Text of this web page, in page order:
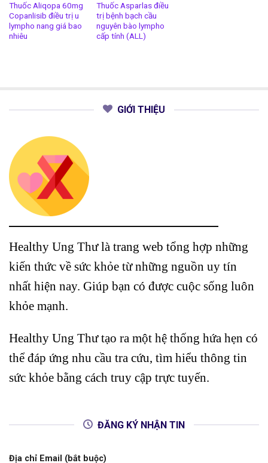
Thuốc Aliqopa 60mg
Copanlisib điều trị u
lympho nang giá bao
nhiêu
Thuốc Asparlas điều
trị bệnh bạch cầu
nguyên bào lympho
cấp tính (ALL)
GIỚI THIỆU
Healthy Ung Thư là trang web tổng hợp những
kiến thức về sức khỏe từ những nguồn uy tín
nhất hiện nay. Giúp bạn có được cuộc sống luôn
khỏe mạnh.
Healthy Ung Thư tạo ra một hệ thống hứa hẹn có
thể đáp ứng nhu cầu tra cứu, tìm hiểu thông tin
sức khỏe bằng cách truy cập trực tuyến.
ĐĂNG KÝ NHẬN TIN
Địa chỉ Email (bắt buộc)